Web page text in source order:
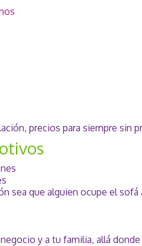
precios para siempre sin
sea que alguien ocupe el
y a tu familia, allá